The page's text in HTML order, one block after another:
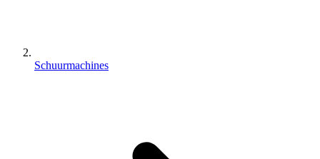
Schuurmachines